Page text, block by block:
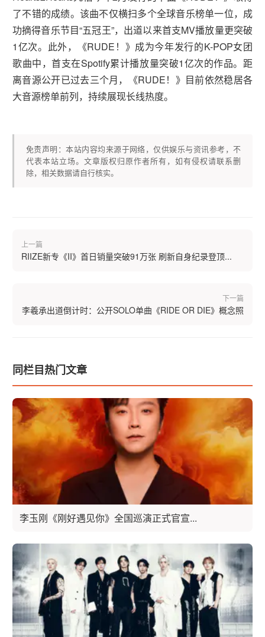
了不错的成绩。该曲不仅横扫多个全球音乐榜单一位，成
功摘得音乐节目“五冠王”，出道以来首支MV播放量更突破
1亿次。此外，《RUDE！》成为今年发行的K-POP女团
歌曲中，首支在Spotify累计播放量突破1亿次的作品。距
离音源公开已过去三个月，《RUDE！》目前依然稳居各
大音源榜单前列，持续展现长线热度。
免责声明：本站内容均来源于网络，仅供娱乐与资讯参考，不
代表本站立场。文章版权归原作者所有，如有侵权请联系删
除，相关数据请自行核实。
上一篇
RIIZE新专《II》首日销量突破91万张 刷新自身纪录登顶...
下一篇
李羲承出道倒计时：公开SOLO单曲《RIDE OR DIE》概念照
同栏目热门文章
李玉刚《刚好遇见你》全国巡演正式官宣...